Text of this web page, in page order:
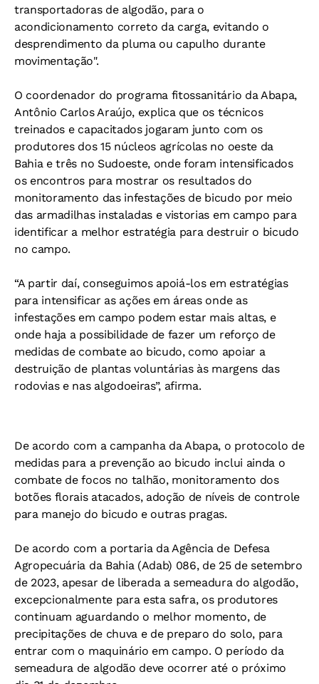
transportadoras de algodão, para o
acondicionamento correto da carga, evitando o
desprendimento da pluma ou capulho durante
movimentação".
O coordenador do programa fitossanitário da Abapa,
Antônio Carlos Araújo, explica que os técnicos
treinados e capacitados jogaram junto com os
produtores dos 15 núcleos agrícolas no oeste da
Bahia e três no Sudoeste, onde foram intensificados
os encontros para mostrar os resultados do
monitoramento das infestações de bicudo por meio
das armadilhas instaladas e vistorias em campo para
identificar a melhor estratégia para destruir o bicudo
no campo.
“A partir daí, conseguimos apoiá-los em estratégias
para intensificar as ações em áreas onde as
infestações em campo podem estar mais altas, e
onde haja a possibilidade de fazer um reforço de
medidas de combate ao bicudo, como apoiar a
destruição de plantas voluntárias às margens das
rodovias e nas algodoeiras”, afirma.
De acordo com a campanha da Abapa, o protocolo de
medidas para a prevenção ao bicudo inclui ainda o
combate de focos no talhão, monitoramento dos
botões florais atacados, adoção de níveis de controle
para manejo do bicudo e outras pragas.
De acordo com a portaria da Agência de Defesa
Agropecuária da Bahia (Adab) 086, de 25 de setembro
de 2023, apesar de liberada a semeadura do algodão,
excepcionalmente para esta safra, os produtores
continuam aguardando o melhor momento, de
precipitações de chuva e de preparo do solo, para
entrar com o maquinário em campo. O período da
semeadura de algodão deve ocorrer até o próximo